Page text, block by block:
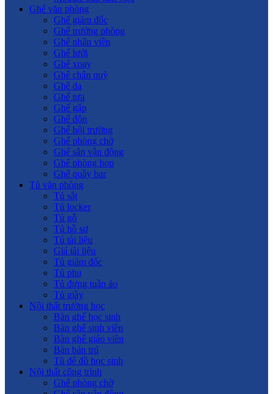
Ghế văn phòng
Ghế giám đốc
Ghế trưởng phòng
Ghế nhân viên
Ghế lưới
Ghế xoay
Ghế chân quỳ
Ghế da
Ghế tựa
Ghế gấp
Ghế đôn
Ghế hội trường
Ghế phòng chờ
Ghế sân vận động
Ghế phòng họp
Ghế quầy bar
Tủ văn phòng
Tủ sắt
Tủ locker
Tủ gỗ
Tủ hồ sơ
Tủ tài liệu
Giá tài liệu
Tủ giám đốc
Tủ phụ
Tủ đựng tuần áo
Tủ giầy
Nội thất trường học
Bàn ghế học sinh
Bàn ghế sinh viên
Bàn ghế giáo viên
Bàn bán trú
Tủ để đồ học sinh
Nội thất công trình
Ghế phòng chờ